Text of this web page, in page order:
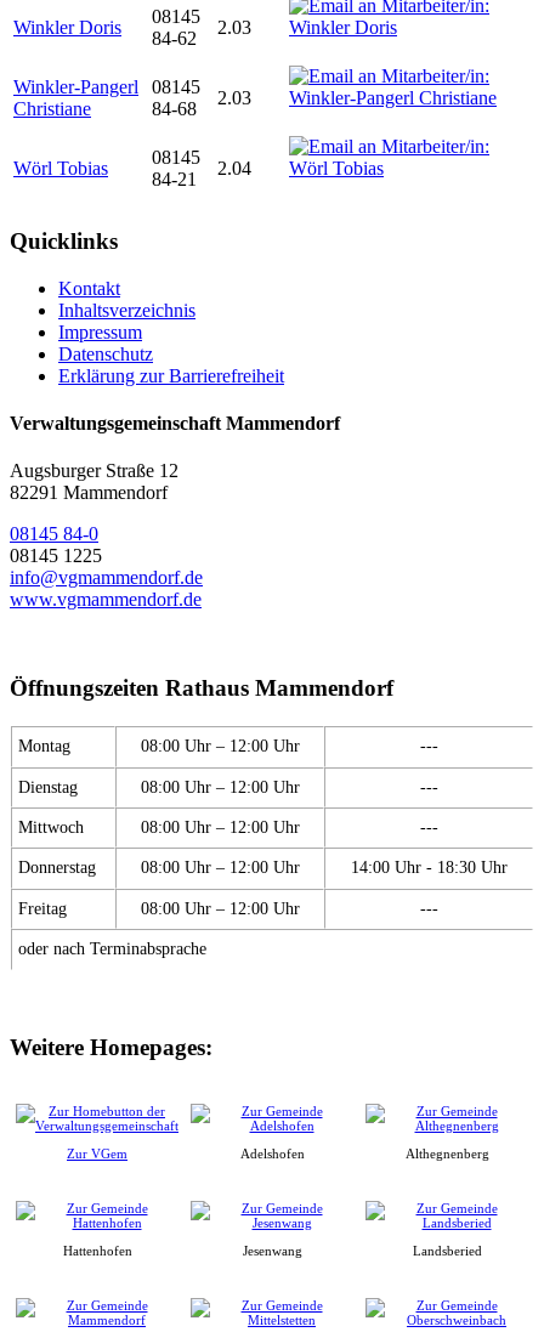
Winkler Doris
08145
84-62
2.03
Winkler-Pangerl
Christiane
08145
84-68
2.03
Wörl Tobias
08145
84-21
2.04
Quicklinks
Kontakt
Inhaltsverzeichnis
Impressum
Datenschutz
Erklärung zur Barrierefreiheit
Verwaltungsgemeinschaft Mammendorf
Augsburger Straße 12
82291 Mammendorf
08145 84-0
08145 1225
info@vgmammendorf.de
www.vgmammendorf.de
Öffnungszeiten Rathaus Mammendorf
Montag 08:00 Uhr – 12:00 Uhr ---
Dienstag 08:00 Uhr – 12:00 Uhr ---
Mittwoch 08:00 Uhr – 12:00 Uhr ---
Donnerstag 08:00 Uhr – 12:00 Uhr 14:00 Uhr - 18:30 Uhr
Freitag 08:00 Uhr – 12:00 Uhr ---
oder nach Terminabsprache
Weitere Homepages:
Zur VGem Adelshofen Althegnenberg
Hattenhofen Jesenwang Landsberied